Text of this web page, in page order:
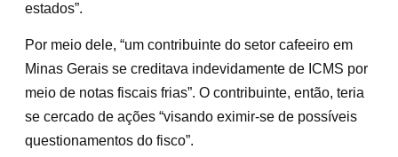
estados”.
Por meio dele, “um contribuinte do setor cafeeiro em
Minas Gerais se creditava indevidamente de ICMS por
meio de notas fiscais frias”. O contribuinte, então, teria
se cercado de ações “visando eximir-se de possíveis
questionamentos do fisco”.